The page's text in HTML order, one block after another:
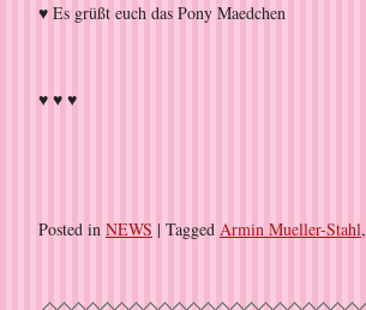
♥ Es grüßt euch das Pony Maedchen
♥ ♥ ♥
Posted in NEWS | Tagged Armin Mueller-Stahl,